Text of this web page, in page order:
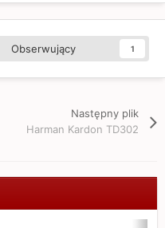
Obserwujący 1
Następny plik
Harman Kardon TD302